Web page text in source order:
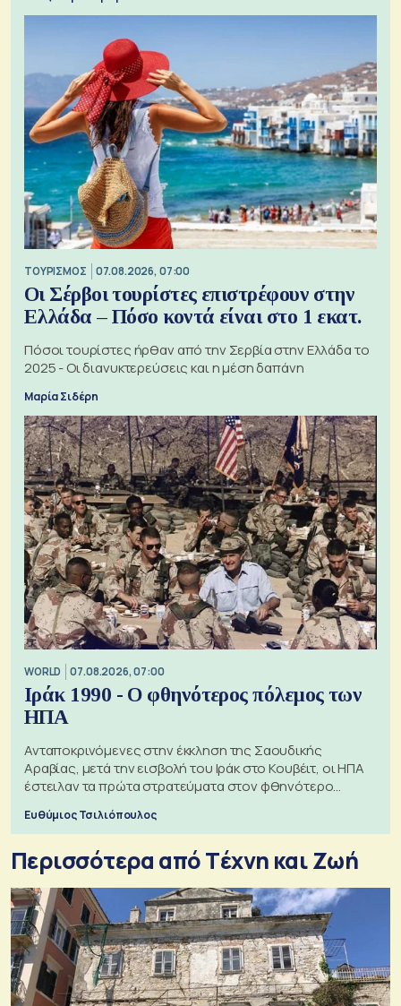
ΤΟΥΡΙΣΜΟΣ 07.08.2026, 07:00
Οι Σέρβοι τουρίστες επιστρέφουν στην
Ελλάδα – Πόσο κοντά είναι στο 1 εκατ.
Πόσοι τουρίστες ήρθαν από την Σερβία στην Ελλάδα το
2025 - Οι διανυκτερεύσεις και η μέση δαπάνη
Μαρία Σιδέρη
WORLD 07.08.2026, 07:00
Ιράκ 1990 - Ο φθηνότερος πόλεμος των
ΗΠΑ
Ανταποκρινόμενες στην έκκληση της Σαουδικής
Αραβίας, μετά την εισβολή του Ιράκ στο Κουβέιτ, οι ΗΠΑ
έστειλαν τα πρώτα στρατεύματα στον φθηνότερο
Ευθύμιος Τσιλιόπουλος
Περισσότερα από Tέχνη και Ζωή